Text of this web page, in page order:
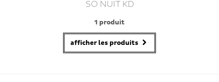
SO NUIT KD
1 produit
afficher les produits